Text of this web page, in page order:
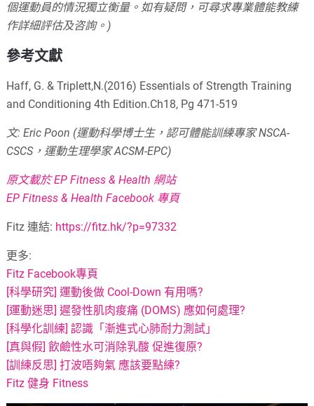
個運動員的情況獨立衡量。如有疑問，可尋求專業體能教練
作詳細評估及咨詢。)
參考文獻
Haff, G. & Triplett,N.(2016) Essentials of Strength Training
and Conditioning 4th Edition.Ch18, Pg 471-519
文: Eric Poon (運動科學博士生，認可體能訓練專家 NSCA-
CSCS，運動生理學家 ACSM-EPC)
原文載於 EP Fitness & Health 網站
EP Fitness & Health Facebook 專頁
Fitz 連結: https://fitz.hk/?p=97332
更多:
Fitz Facebook專頁
[科學研究] 運動後做 Cool-Down 有用嗎?
[運動迷思] 遲發性肌肉痠痛 (DOMS) 應如何處理?
[科學化訓練] 認識「漸進式心肺耐力測試」
[真與假] 飲鹼性水可消除乳酸 促進復原?
[訓練反思] 打波唔夠氣 應該要點練?
Fitz 健身 Fitness